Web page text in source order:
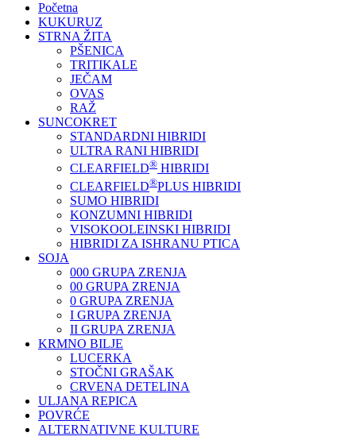
Početna
KUKURUZ
STRNA ŽITA
PŠENICA
TRITIKALE
JEČAM
OVAS
RAŽ
SUNCOKRET
STANDARDNI HIBRIDI
ULTRA RANI HIBRIDI
CLEARFIELD® HIBRIDI
CLEARFIELD®PLUS HIBRIDI
SUMO HIBRIDI
KONZUMNI HIBRIDI
VISOKOOLEINSKI HIBRIDI
HIBRIDI ZA ISHRANU PTICA
SOJA
000 GRUPA ZRENJA
00 GRUPA ZRENJA
0 GRUPA ZRENJA
I GRUPA ZRENJA
II GRUPA ZRENJA
KRMNO BILJE
LUCERKA
STOČNI GRAŠAK
CRVENA DETELINA
ULJANA REPICA
POVRĆE
ALTERNATIVNE KULTURE